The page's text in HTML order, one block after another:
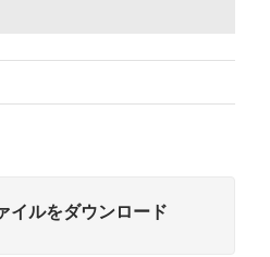
イルをダウンロード